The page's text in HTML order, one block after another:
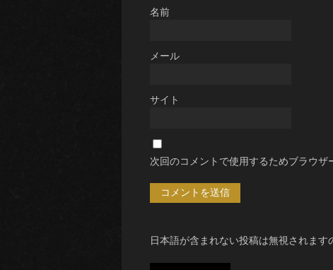
名前
メール
サイト
次回のコメントで使用するためブラウザ
日本語が含まれない投稿は無視されます